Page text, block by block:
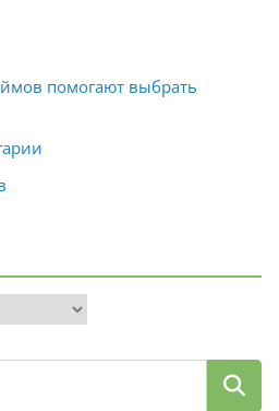
помогают выбрать